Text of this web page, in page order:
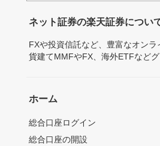
ネット証券の楽天証券につい
FXや投資信託など、豊富なオン
貨建てMMFやFX、海外ETFなど
ホーム
総合口座ログイン
総合口座の開設